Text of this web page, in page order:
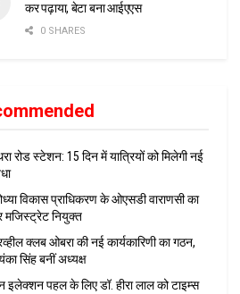
कर पढ़ाया, बेटा बना आईएएस
0 SHARES
रोड स्टेशन: 15 दिन में यात्रियों को मिलेगी नई
विकास प्राधिकरण के ओएसडी वाराणसी का
मजिस्ट्रेट नियुक्त
क्लब ओबरा की नई कार्यकारिणी का गठन,
सिंह बनीं अध्यक्ष
इलेक्शन पहल के लिए डॉ. हीरा लाल को टाइम्स